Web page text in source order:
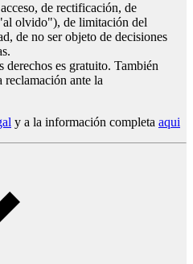
de rectificación, de
olvido"), de limitación del
de no ser objeto de decisiones
derechos es gratuito. También
reclamación ante la
y a la información completa aqui